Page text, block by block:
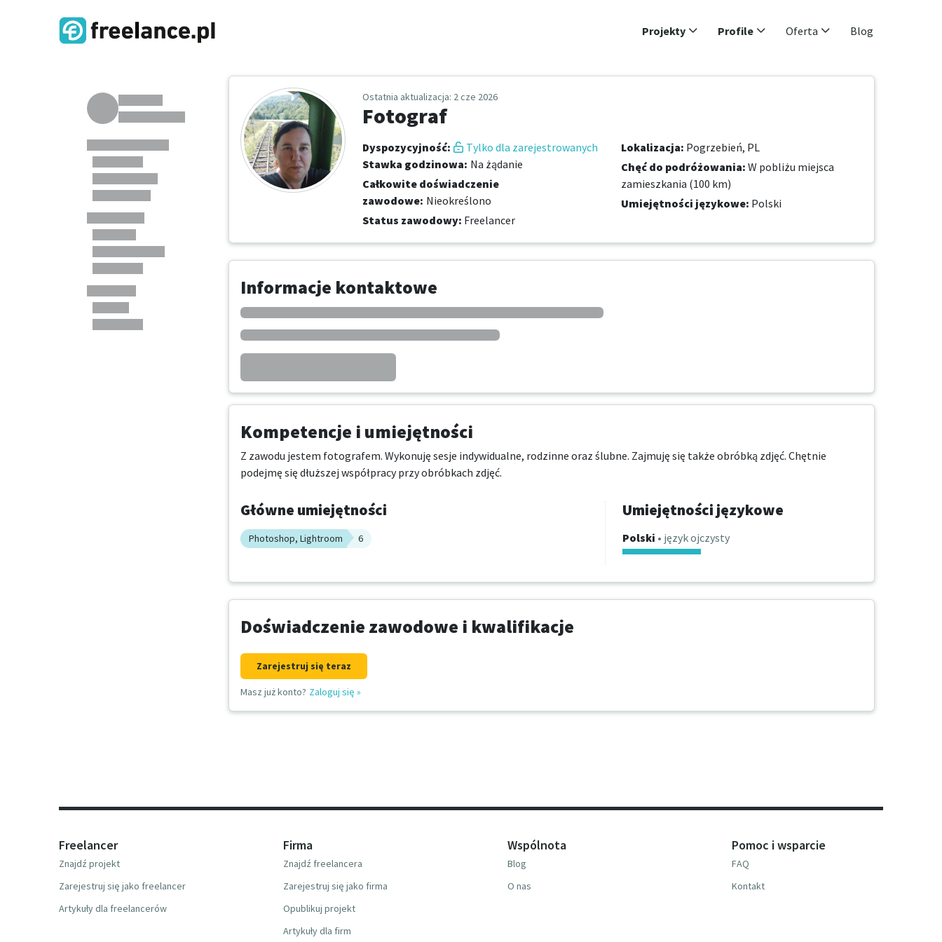
Projekty Profile Oferta Blog
Ostatnia aktualizacja: 2 cze 2026
Fotograf
Dyspozycyjność:
Tylko dla zarejestrowanych
Stawka godzinowa: Na żądanie
Całkowite doświadczenie
zawodowe: Nieokreślono
Status zawodowy: Freelancer
Lokalizacja: Pogrzebień, PL
Chęć do podróżowania: W pobliżu miejsca
zamieszkania (100 km)
Umiejętności językowe: Polski
Informacje kontaktowe
Kompetencje i umiejętności
Z zawodu jestem fotografem. Wykonuję sesje indywidualne, rodzinne oraz ślubne. Zajmuję się także obróbką zdjęć. Chętnie
podejmę się dłuższej współpracy przy obróbkach zdjęć.
Główne umiejętności
Photoshop, Lightroom 6
Umiejętności językowe
Polski • język ojczysty
Doświadczenie zawodowe i kwalifikacje
Zarejestruj się teraz
Masz już konto? Zaloguj się »
Freelancer
Znajdź projekt
Zarejestruj się jako freelancer
Artykuły dla freelancerów
Firma
Znajdź freelancera
Zarejestruj się jako firma
Opublikuj projekt
Artykuły dla firm
Wspólnota
Blog
O nas
Pomoc i wsparcie
FAQ
Kontakt